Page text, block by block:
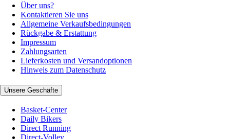
Über uns?
Kontaktieren Sie uns
Allgemeine Verkaufsbedingungen
Rückgabe & Erstattung
Impressum
Zahlungsarten
Lieferkosten und Versandoptionen
Hinweis zum Datenschutz
Unsere Geschäfte
Basket-Center
Daily Bikers
Direct Running